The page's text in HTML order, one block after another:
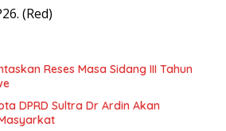
(Red)
Reses Masa Sidang III Tahun
DPRD Sultra Dr Ardin Akan